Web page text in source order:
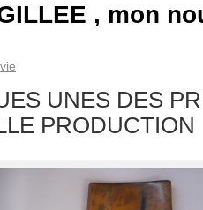
, mon
UNES DES
PRODUCTION